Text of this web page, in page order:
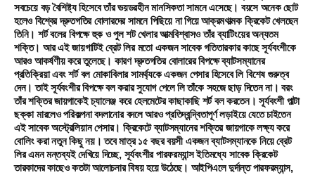
সবচেয়ে বড় বৈশিষ্ট্য হিসেবে তাঁর ভয়ডরহীন মানসিকতা সামনে এসেছে। বয়সে অনেক ছোট
হলেও বিশ্বের দ্রুতগতির বোলারদের সামনে পিছিয়ে না গিয়ে আক্রমণাত্মক ক্রিকেট খেলছেন
তিনি। শর্ট বলের বিপক্ষে হুক ও পুল শট খেলার আত্মবিশ্বাসও তাঁর ব্যাটিংয়ের অন্যতম
শক্তি। আর এই জায়গাটিই ব্রেট লির মতো একজন সাবেক গতিতারকার কাছে সূর্যবংশীকে
আরও আকর্ষণীয় করে তুলেছে। কারণ দ্রুতগতির বোলারের বিপক্ষে ব্যাটসম্যানের
প্রতিক্রিয়া এবং শর্ট বল মোকাবিলার সামর্থ্যকে একজন পেসার হিসেবে লি বিশেষ গুরুত্ব
দেন। তাই সূর্যবংশীর বিপক্ষে বল করার সুযোগ পেলে লি তাঁকে সহজে ছাড় দিতেন না। বরং
তাঁর শক্তির জায়গাকেই চ্যালেঞ্জ করে হেলমেটের কাছাকাছি শর্ট বল করতেন। সূর্যবংশী পাল্টা
ছক্কা মারলেও পরিকল্পনা বদলানোর বদলে আরও প্রতিদ্বন্দ্বিতাপূর্ণ লড়াইয়ে যেতে চাইতেন
এই সাবেক অস্ট্রেলিয়ান পেসার। ক্রিকেটে ব্যাটসম্যানের শক্তির জায়গাকে লক্ষ্য করে
বোলিং করা নতুন কিছু নয়। তবে মাত্র ১৫ বছর বয়সী একজন ব্যাটসম্যানকে নিয়ে ব্রেট
লির এমন মন্তব্যই দেখিয়ে দিচ্ছে, সূর্যবংশীর পারফরম্যান্স ইতিমধ্যে সাবেক ক্রিকেট
তারকাদের কাছেও কতটা আলোচনার বিষয় হয়ে উঠেছে। আইপিএলে দুর্দান্ত পারফরম্যান্স,